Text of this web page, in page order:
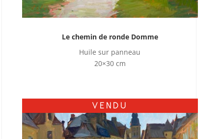
Le chemin de ronde Domme
Huile sur panneau
20×30 cm
VENDU